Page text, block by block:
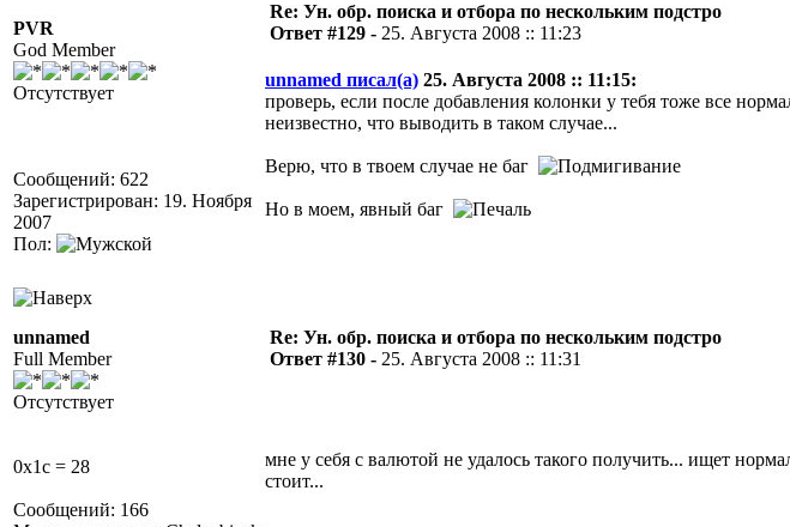
PVR
God Member
Отсутствует
Сообщений: 622
Зарегистрирован: 19. Ноября
2007
Пол:
Re: Ун. обр. поиска и отбора по нескольким подстро
Ответ #129 - 25. Августа 2008 :: 11:23
unnamed писал(а) 25. Августа 2008 :: 11:15:
проверь, если после добавления колонки у тебя тоже все
неизвестно, что выводить в таком случае...
Верю, что в твоем случае не баг
Но в моем, явный баг
unnamed
Full Member
Отсутствует
0x1c = 28
Сообщений: 166
Re: Ун. обр. поиска и отбора по нескольким подстро
Ответ #130 - 25. Августа 2008 :: 11:31
мне у себя с валютой не удалось такого получить... ищет
стоит...